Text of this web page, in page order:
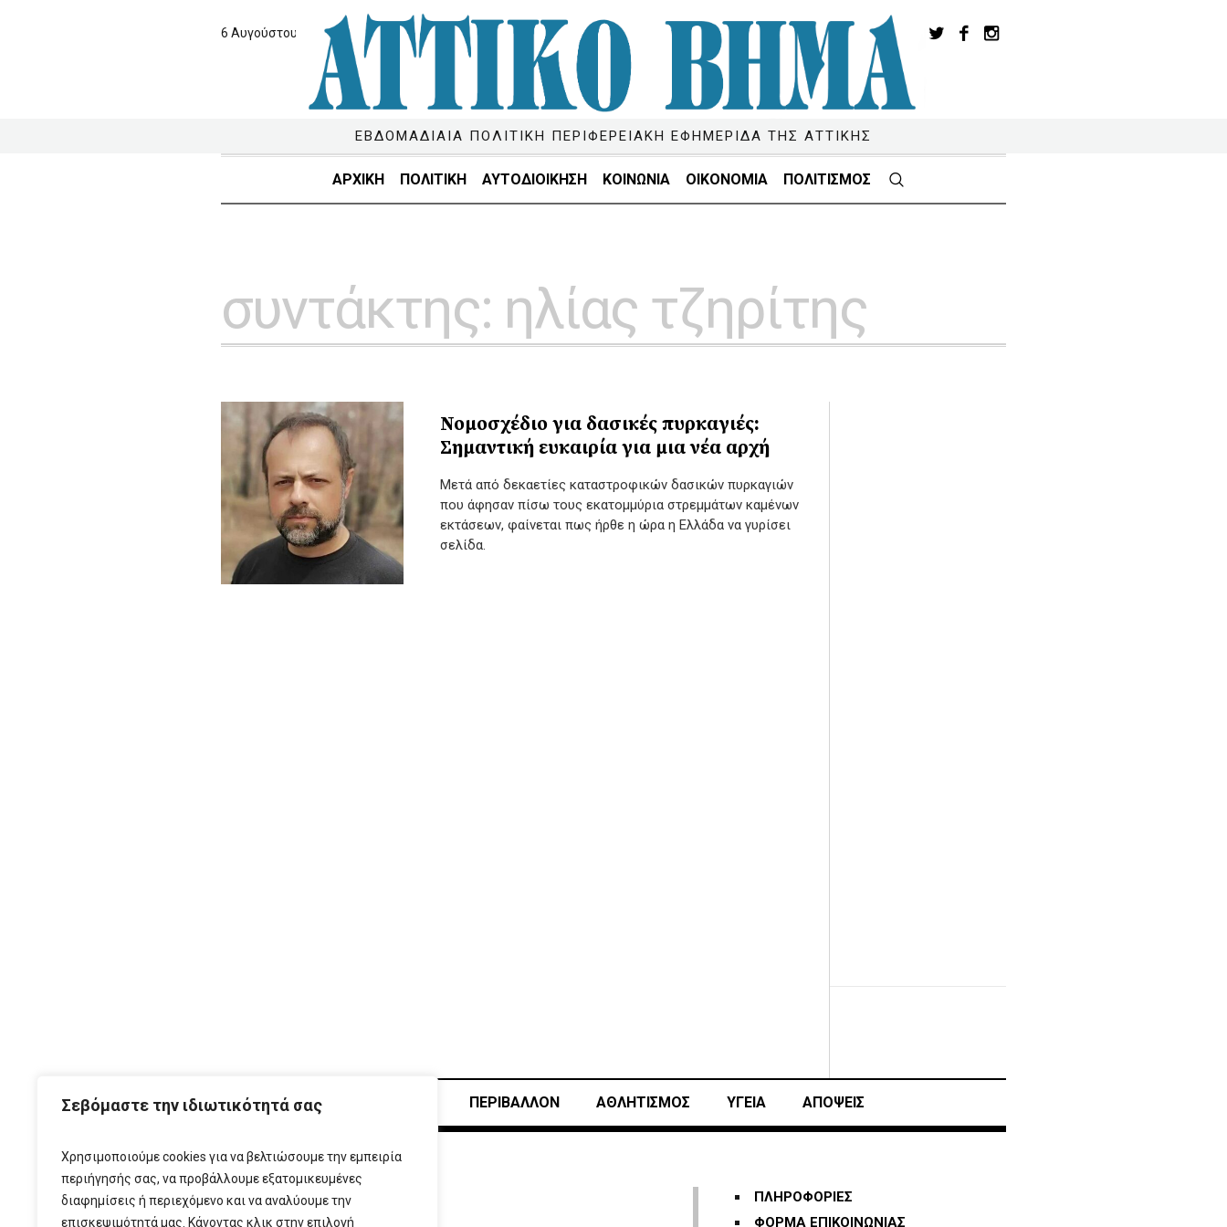
Σεβόμαστε την ιδιωτικότητά σας
Χρησιμοποιούμε cookies για να βελτιώσουμε την εμπειρία
περιήγησής σας, να προβάλλουμε εξατομικευμένες
διαφημίσεις ή περιεχόμενο και να αναλύουμε την
επισκεψιμότητά μας. Κάνοντας κλικ στην επιλογή
6 Αυγούστου 2026
ΕΒΔΟΜΑΔΙΑΙΑ ΠΟΛΙΤΙΚΗ ΠΕΡΙΦΕΡΕΙΑΚΗ ΕΦΗΜΕΡΙΔΑ ΤΗΣ ΑΤΤΙΚΗΣ
ΑΡΧΙΚΗ ΠΟΛΙΤΙΚΗ ΑΥΤΟΔΙΟΙΚΗΣΗ ΚΟΙΝΩΝΙΑ ΟΙΚΟΝΟΜΙΑ ΠΟΛΙΤΙΣΜΟΣ
συντάκτης: ηλίας τζηρίτης
Νομοσχέδιο για δασικές πυρκαγιές:
Σημαντική ευκαιρία για μια νέα αρχή
Μετά από δεκαετίες καταστροφικών δασικών πυρκαγιών
που άφησαν πίσω τους εκατομμύρια στρεμμάτων καμένων
εκτάσεων, φαίνεται πως ήρθε η ώρα η Ελλάδα να γυρίσει
σελίδα.
ΠΕΡΙΒΑΛΛΟΝ ΑΘΛΗΤΙΣΜΌΣ ΥΓΕΙΑ ΑΠΟΨΕΙΣ
ΠΛΗΡΟΦΟΡΙΕΣ
ΦΟΡΜΑ ΕΠΙΚΟΙΝΩΝΙΑΣ